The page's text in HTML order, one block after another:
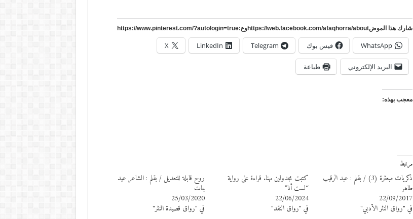
شارك هذا الموضhttps://web.facebook.com/afaqhorra/aboutوع:https://www.pinterest.com/?autologin=true
WhatsApp فيس بوك Telegram
LinkedIn
X
البريد الإلكتروني طباعة
معجب بهذه:
مرتبط
ذكريات مبعثرة (3) / بقلم : عبد الرقيب
طاهر
22/09/2017
في "رواق النثر الأدبي"
كتبت مجدولين مهنا. قراءة على رواية
“لست أنا”
22/06/2024
في "رواق النقد"
روح قابلة للتعديل / بقلم : الشاعر عيد
بنات
25/03/2020
في "رواق قصيدة النثر"